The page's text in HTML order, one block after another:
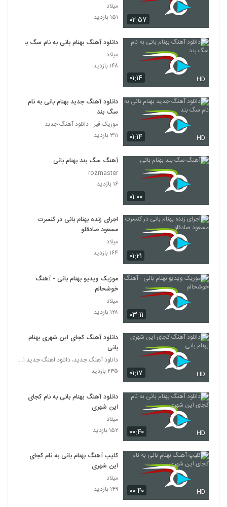
۰۲:۵۷
میلاد
۱۵۱ بازدید
۰۱:۱۴ HD
دانلود آهنگ بهنام بانی به نام سگ بند
میلاد
۱۴۸ بازدید
۰۱:۱۴ HD
دانلود آهنگ جدید بهنام بانی به نام
سگ بند
موزیک قیر - دانلود آهنگ جدبد
۳۱۱ بازدید
۰۱:۰۰
آهنگ سگ بند بهنام بانی
rozmaster
۱۶ بازدید
۰۱:۲۱
اجرای زنده بهنام بانی در کنسرت
مسعود صادقلو
میلاد
۱۶۴ بازدید
۰۳:۱۱
موزیک ویدیو بهنام بانی - آهنگ
خوشحالم
میلاد
۱۲۸ بازدید
۰۱:۱۷ HD
دانلود آهنگ کجای این شهری بهنام
بانی
دانلود آهنگ جدید، دانلود اهنگ جدید ایرانی
۲۳۵ بازدید
۰۰:۴۰ HD
دانلود آهنگ بهنام بانی به نام کجای
این شهری
میلاد
۱۵۲ بازدید
۰۰:۴۰ HD
کلیپ آهنگ بهنام بانی به نام کجای
این شهری
میلاد
۱۴۹ بازدید